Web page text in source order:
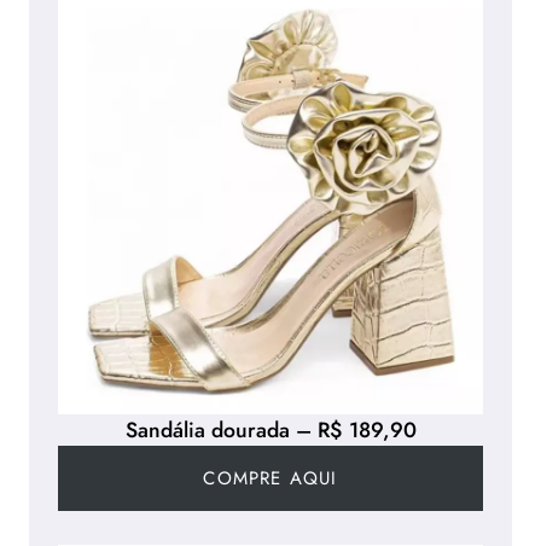
Sandália dourada – R$ 189,90
COMPRE AQUI